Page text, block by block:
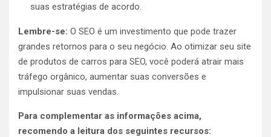
suas estratégias de acordo.
Lembre-se: O SEO é um investimento que pode trazer
grandes retornos para o seu negócio. Ao otimizar seu site
de produtos de carros para SEO, você poderá atrair mais
tráfego orgânico, aumentar suas conversões e
impulsionar suas vendas.
Para complementar as informações acima,
recomendo a leitura dos seguintes recursos: